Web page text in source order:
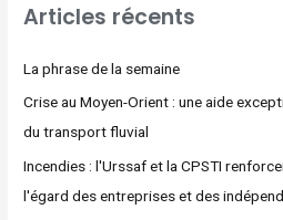
Articles récents
La phrase de la semaine
Crise au Moyen-Orient : une aide
du transport fluvial
Incendies : l'Urssaf et la CPSTI
l'égard des entreprises et des